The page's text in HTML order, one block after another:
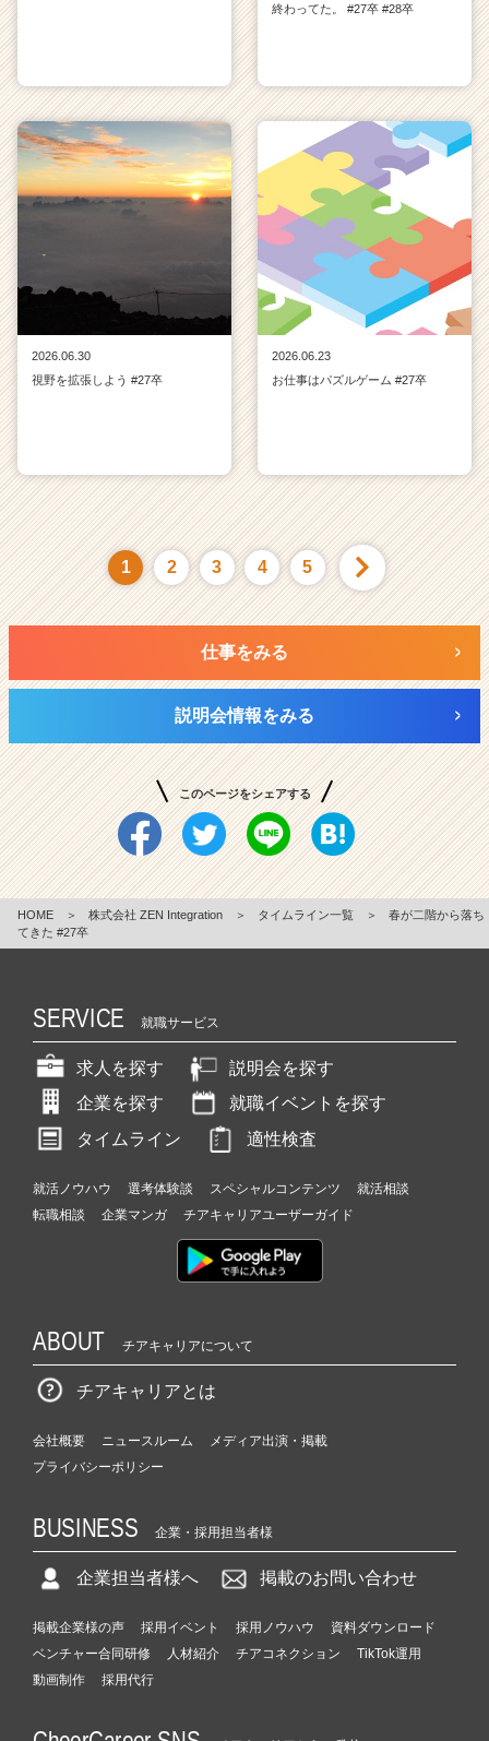
終わってた。 #27卒 #28卒
2026.06.30
視野を拡張しよう #27卒
2026.06.23
お仕事はパズルゲーム #27卒
1 2 3 4 5
仕事をみる
説明会情報をみる
このページをシェアする
HOME ＞ 株式会社 ZEN Integration ＞ タイムライン一覧 ＞
春が二階から落ち
てきた #27卒
SERVICE 就職サービス
求人を探す
説明会を探す
企業を探す
就職イベントを探す
タイムライン
適性検査
就活ノウハウ 選考体験談 スペシャルコンテンツ
就活相談
転職相談
企業マンガ チアキャリアユーザーガイド
ABOUT チアキャリアについて
チアキャリアとは
会社概要 ニュースルーム
メディア出演・掲載
プライバシーポリシー
BUSINESS 企業・採用担当者様
企業担当者様へ 掲載のお問い合わせ
掲載企業様の声 採用イベント 採用ノウハウ
資料ダウンロード
ベンチャー合同研修
人材紹介 チアコネクション
TikTok運用
動画制作
採用代行